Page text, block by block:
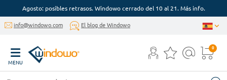
Agosto: posibles retrasos. Windowo cerrado del 10 al 21. Más info.
info@windowo.com El blog de Windowo
MENU
0